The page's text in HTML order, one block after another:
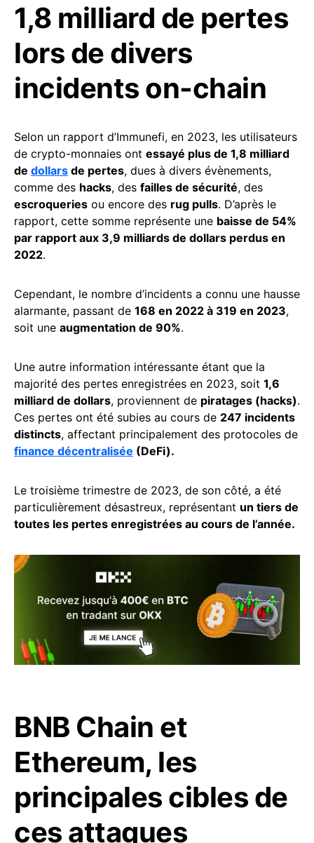
1,8 milliard de pertes
lors de divers
incidents on-chain
Selon un rapport d’Immunefi, en 2023, les utilisateurs
de crypto-monnaies ont essayé plus de 1,8 milliard
de dollars de pertes, dues à divers évènements,
comme des hacks, des failles de sécurité, des
escroqueries ou encore des rug pulls. D’après le
rapport, cette somme représente une baisse de 54%
par rapport aux 3,9 milliards de dollars perdus en
2022.
Cependant, le nombre d’incidents a connu une hausse
alarmante, passant de 168 en 2022 à 319 en 2023,
soit une augmentation de 90%.
Une autre information intéressante étant que la
majorité des pertes enregistrées en 2023, soit 1,6
milliard de dollars, proviennent de piratages (hacks).
Ces pertes ont été subies au cours de 247 incidents
distincts, affectant principalement des protocoles de
finance décentralisée (DeFi).
Le troisième trimestre de 2023, de son côté, a été
particulièrement désastreux, représentant un tiers de
toutes les pertes enregistrées au cours de l’année.
BNB Chain et
Ethereum, les
principales cibles de
ces attaques